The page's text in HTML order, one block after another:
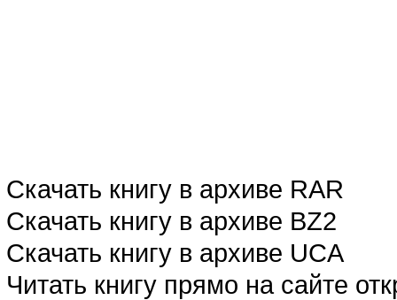
Скачать книгу в архиве RAR
Скачать книгу в архиве BZ2
Скачать книгу в архиве UCA
Читать книгу прямо на сайте